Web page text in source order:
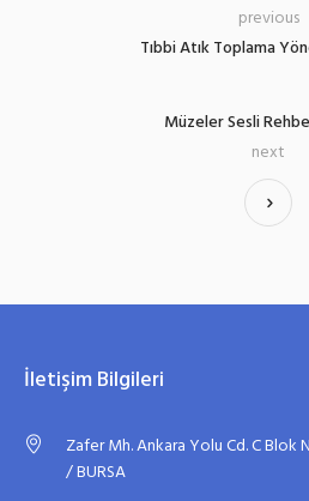
Tıbbi Atık Toplama
previous
Müzeler Sesli
next
İletişim Bilgileri
Zafer Mh. Ankara Yolu Cd. C Blok
/ BURSA